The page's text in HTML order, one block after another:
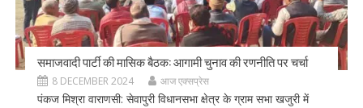
समाजवादी पार्टी की मासिक बैठक: आगामी चुनाव की रणनीति पर चर्चा
8 DECEMBER 2024 आज एक्सप्रेस
पंकज मिश्रा वाराणसी: सेवापुरी विधानसभा क्षेत्र के ग्राम सभा खजुरी में